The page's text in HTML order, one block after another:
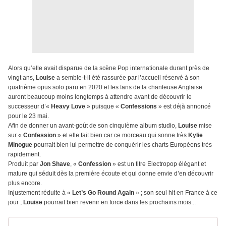
Alors qu’elle avait disparue de la scène Pop internationale durant près de
vingt ans, Louise a semble-t-il été rassurée par l’accueil réservé à son
quatrième opus solo paru en 2020 et les fans de la chanteuse Anglaise
auront beaucoup moins longtemps à attendre avant de découvrir le
successeur d’« Heavy Love » puisque « Confessions » est déjà annoncé
pour le 23 mai.
Afin de donner un avant-goût de son cinquième album studio, Louise mise
sur « Confession » et elle fait bien car ce morceau qui sonne très Kylie
Minogue pourrait bien lui permettre de conquérir les charts Européens très
rapidement.
Produit par Jon Shave, « Confession » est un titre Electropop élégant et
mature qui séduit dès la première écoute et qui donne envie d’en découvrir
plus encore.
Injustement réduite à « Let’s Go Round Again » ; son seul hit en France à ce
jour ; Louise pourrait bien revenir en force dans les prochains mois...